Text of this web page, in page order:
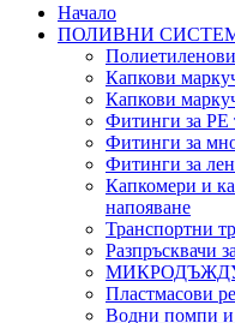
Начало
ПОЛИВНИ
Капкови
Капкови
Фитинги за PE
Фитинги за
Фитинги за
Капкомери и
напояване
Транспортни
Разпръсквачи
Пластмасови
Водни помпи и